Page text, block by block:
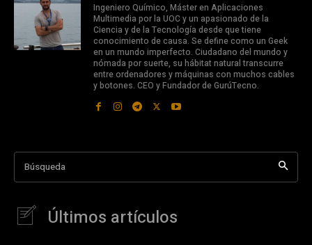
Ingeniero Químico, Máster en Aplicaciones
Multimedia por la UOC y un apasionado de la
Ciencia y de la Tecnología desde que tiene
conocimiento de causa. Se define como un Geek
en un mundo imperfecto. Ciudadano del mundo y
nómada por suerte, su hábitat natural transcurre
entre ordenadores y máquinas con muchos cables
y botones. CEO y Fundador de GurúTecno.
Búsqueda
Últimos artículos